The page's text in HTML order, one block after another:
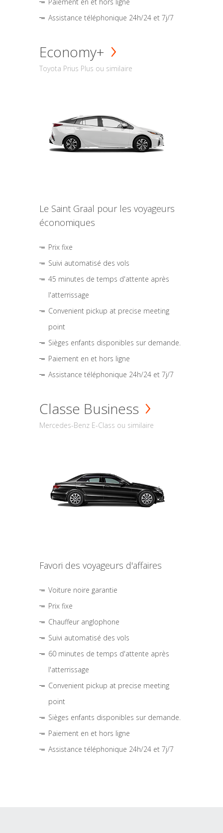
Assistance téléphonique 24h/24 et 7j/7
Economy+
Toyota Prius Plus ou similaire
Le Saint Graal pour les voyageurs
économiques
Prix fixe
Suivi automatisé des vols
45 minutes de temps d'attente après
l'atterrissage
Convenient pickup at precise meeting
point
Sièges enfants disponibles sur demande.
Paiement en et hors ligne
Assistance téléphonique 24h/24 et 7j/7
Classe Business
Mercedes-Benz E-Class ou similaire
Favori des voyageurs d'affaires
Voiture noire garantie
Prix fixe
Chauffeur anglophone
Suivi automatisé des vols
60 minutes de temps d'attente après
l'atterrissage
Convenient pickup at precise meeting
point
Sièges enfants disponibles sur demande.
Paiement en et hors ligne
Assistance téléphonique 24h/24 et 7j/7